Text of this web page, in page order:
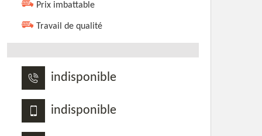
Prix imbattable
Travail de qualité
indisponible
indisponible